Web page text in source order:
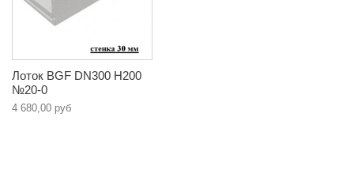
Лоток BGF DN300 H200
№20-0
4 680,00 руб